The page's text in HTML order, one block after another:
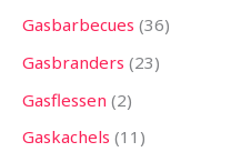
Gasbarbecues 36
Gasbranders 23
Gasflessen 2
Gaskachels 11